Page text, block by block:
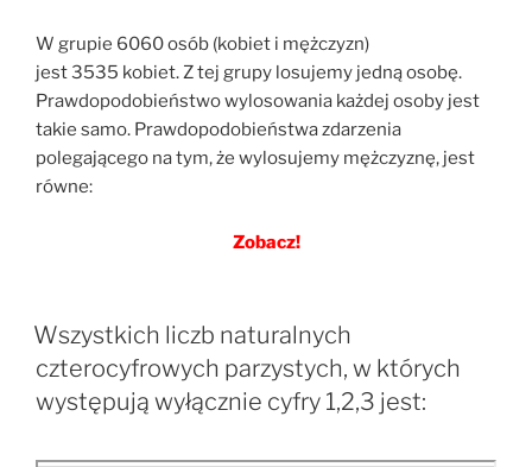
W grupie 6060 osób (kobiet i mężczyzn)
jest 3535 kobiet. Z tej grupy losujemy jedną osobę.
Prawdopodobieństwo wylosowania każdej osoby jest
takie samo. Prawdopodobieństwa zdarzenia
polegającego na tym, że wylosujemy mężczyznę, jest
równe:
Zobacz!
Wszystkich liczb naturalnych
czterocyfrowych parzystych, w których
występują wyłącznie cyfry 1,2,3 jest: